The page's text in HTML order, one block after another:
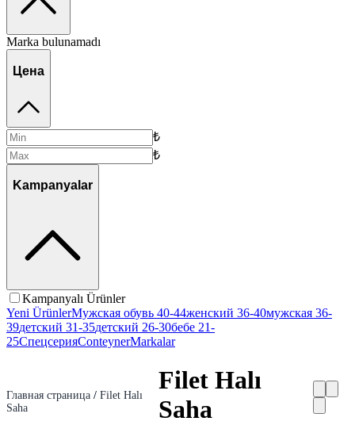
Marka bulunamadı
Цена
₺
₺
Kampanyalar
Kampanyalı Ürünler
Yeni ÜrünlerМужская обувь 40-44женский 36-40мужская 36-
39детский 31-35детский 26-30бебе 21-
25СпецсерияConteynerMarkalar
Главная страница / Filet Halı
Saha
Filet Halı
Saha